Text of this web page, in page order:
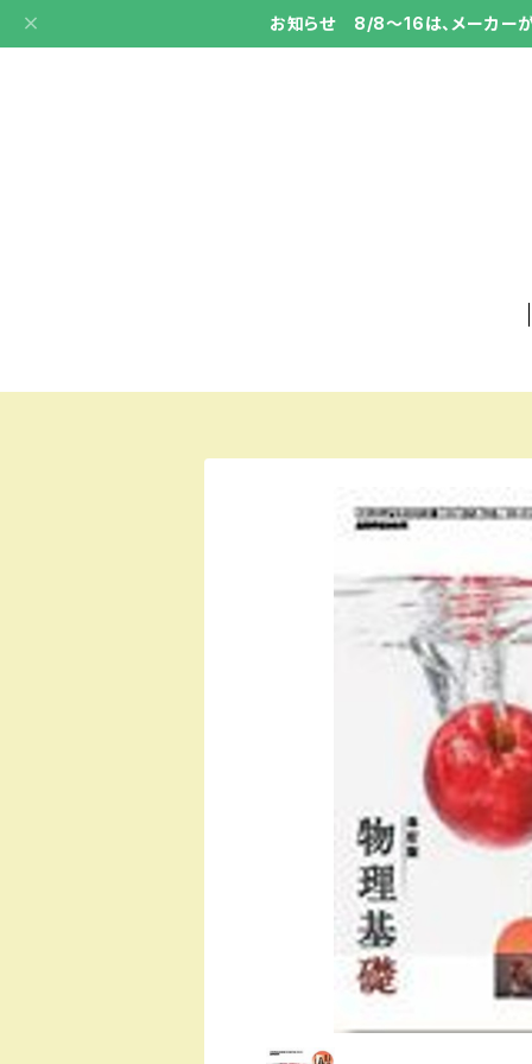
お知らせ 8/8～16は、メーカーが